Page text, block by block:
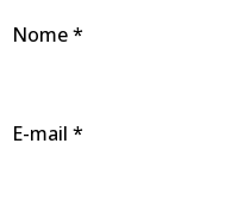
Nome*
E-mail *